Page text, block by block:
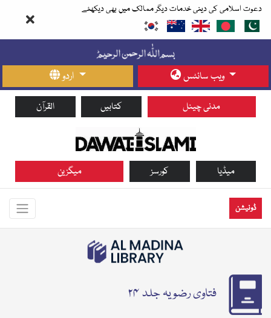
دعوت اسلامی کی دینی خدمات دیگر ممالک میں بھی دیکھئے
اردو ویب سائٹس
القرآن کتابیں مدنی چینل
میگزین کورسز میڈیا
ڈونیشن
فتاوی رضویہ جلد ۲۴